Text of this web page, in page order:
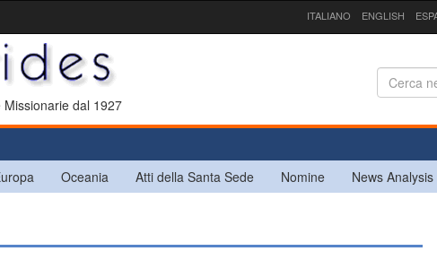
ITALIANO ENGLISH
dal 1927
Oceania Atti della Santa Sede Nomine News Analysis